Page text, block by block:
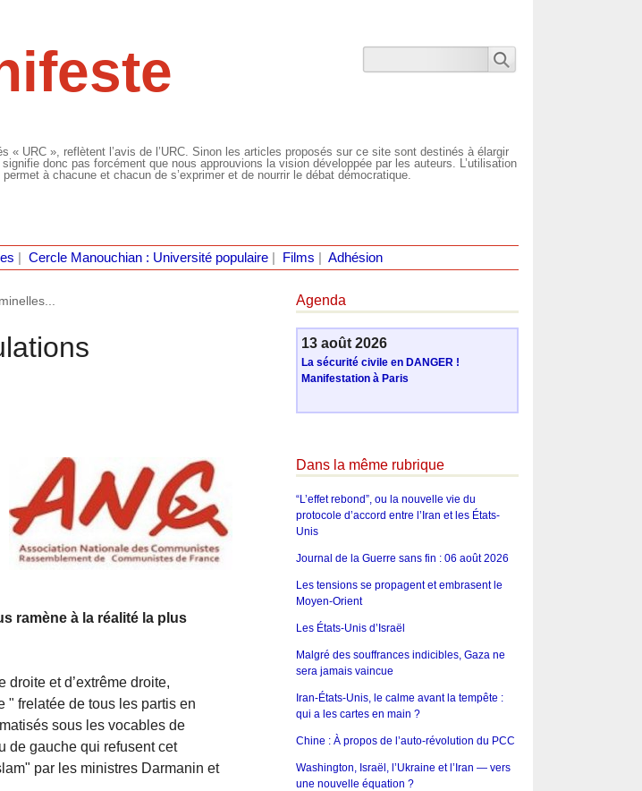
« URC », reflètent l’avis de l’URC. Sinon les articles proposés sur ce site sont destinés à élargir
donc pas forcément que nous approuvions la vision développée par les auteurs. L’utilisation
à chacune et chacun de s’exprimer et de nourrir le débat démocratique.
Cercle Manouchian : Université populaire| Films Adhésion
ramène à la réalité la plus
et d’extrême droite,
" frelatée de tous les partis en
sous les vocables de
de gauche qui refusent cet
par les ministres Darmanin et
Agenda
13 août 2026
La sécurité civile en DANGER !
Manifestation à Paris
Dans la même rubrique
“L’effet rebond”, ou la nouvelle vie du
protocole d’accord entre l’Iran et les États-
Unis
Journal de la Guerre sans fin : 06 août 2026
Les tensions se propagent et embrasent le
Moyen-Orient
Les États-Unis d’Israël
Malgré des souffrances indicibles, Gaza ne
sera jamais vaincue
Iran-États-Unis, le calme avant la tempête :
qui a les cartes en main ?
Chine : À propos de l’auto-révolution du PCC
Washington, Israël, l’Ukraine et l’Iran — vers
une nouvelle équation ?